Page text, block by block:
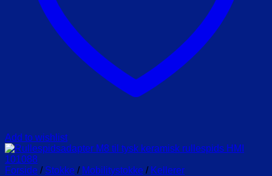
Add to wishlist
Forside / Stokke / Mobilitystokke / Kellerer